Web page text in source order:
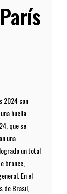
2024 con
huella
que se
una
un total
bronce,
En el
de Brasil,